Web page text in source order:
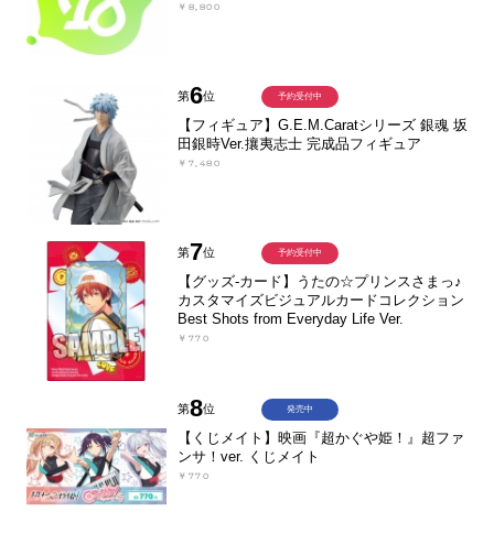
￥8,800
第6位
【フィギュア】G.E.M.Caratシリーズ 銀魂 坂
田銀時Ver.攘夷志士 完成品フィギュア
￥7,480
予約受付中
第7位
【グッズ-カード】うたの☆プリンスさまっ♪
カスタマイズビジュアルカードコレクション
Best Shots from Everyday Life Ver.
￥770
予約受付中
第8位
【くじメイト】映画『超かぐや姫！』超ファ
ンサ！ver. くじメイト
￥770
発売中